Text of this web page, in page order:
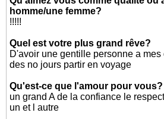
homme/une femme?
!!!!!
Quel est votre plus grand rêve?
D'avoir une gentille personne a
des no jours partir en voyage
Qu'est-ce que l'amour pour vous?
un grand A de la confiance le
un et l autre